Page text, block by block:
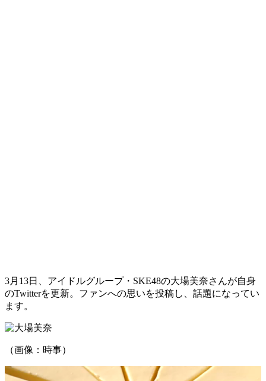
3月13日、アイドルグループ・SKE48の大場美奈さんが自身
のTwitterを更新。ファンへの思いを投稿し、話題になってい
ます。
（画像：時事）